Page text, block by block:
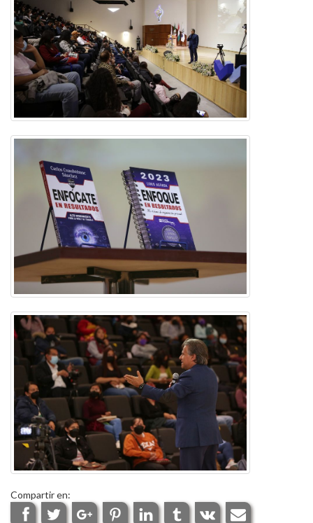
Compartir en: